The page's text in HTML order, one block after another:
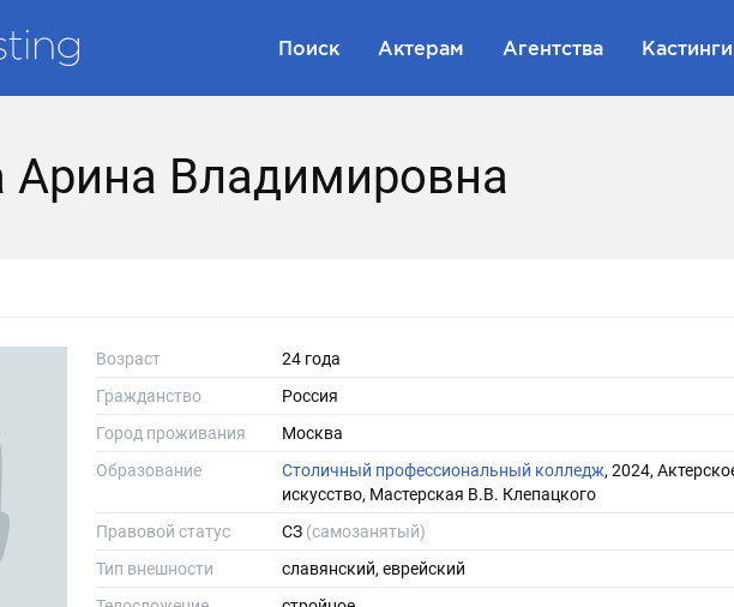
Поиск Актерам Агентства Кастинги
Арина Владимировна
Возраст
24 года
Гражданство
Россия
Город проживания
Москва
Образование
Столичный профессиональный колледж, 2024,
искусство, Мастерская В.В. Клепацкого
Правовой статус
СЗ (самозанятый)
Тип внешности
славянский, еврейский